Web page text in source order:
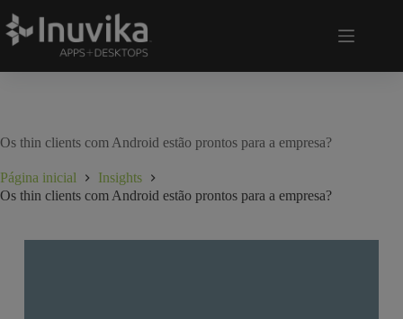
Os thin clients com Android estão prontos para a empresa?
Página inicial
Insights
Os thin clients com Android estão prontos para a empresa?